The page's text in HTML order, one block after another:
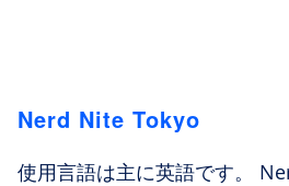
Nerd Nite Tokyo
使用言語は主に英語です。